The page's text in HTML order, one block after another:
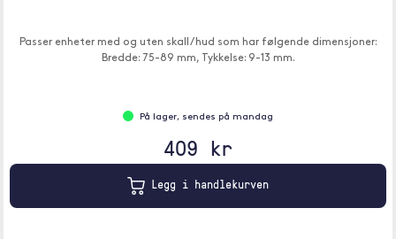
Passer enheter med og uten skall / hud som har følgende dimensjoner:
Bredde: 75-89 mm, Tykkelse: 9-13 mm.
På lager, sendes på mandag
409 kr
Legg i handlekurven